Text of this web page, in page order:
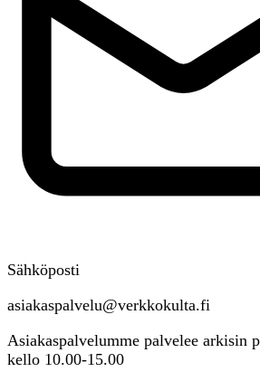
Sähköposti
asiakaspalvelu@verkkokulta.fi
Asiakaspalvelumme palvelee arkisin
kello 10.00-15.00